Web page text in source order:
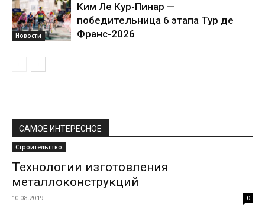
Новости
Ким Ле Кур-Пинар —
победительница 6 этапа Тур де
Франс-2026
САМОЕ ИНТЕРЕСНОЕ
Строительство
Технологии изготовления
металлоконструкций
10.08.2019 0